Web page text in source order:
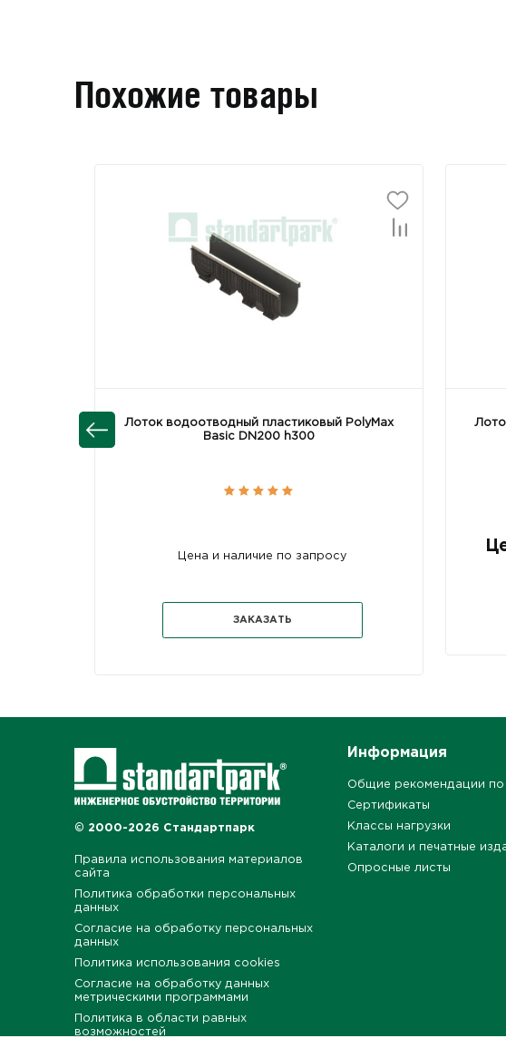
Похожие товары
Лоток водоотводный пластиковый PolyMax
Basic DN200 h300
Цена и наличие по запросу
ЗАКАЗАТЬ
© 2000-2026 Стандартпарк
Правила использования материалов
сайта
Политика обработки персональных
данных
Согласие на обработку персональных
данных
Политика использования cookies
Согласие на обработку данных
метрическими программами
Политика в области равных
возможностей
Информация
Общие рекомендации по
Сертификаты
Классы нагрузки
Каталоги и печатные
Опросные листы